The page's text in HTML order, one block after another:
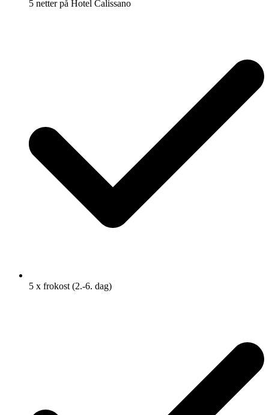
5 netter på Hotel Calissano
5 x frokost (2.-6. dag)